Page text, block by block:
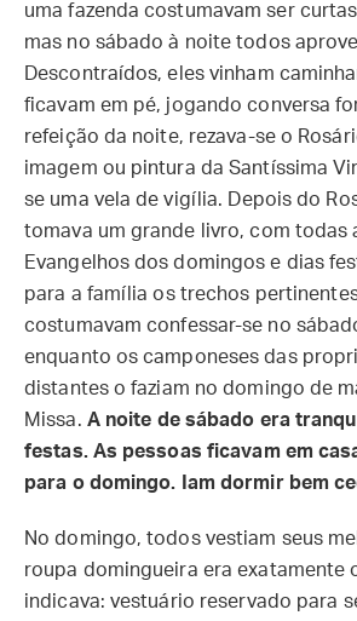
uma fazenda costumavam ser
mas no sábado à noite todos
Descontraídos, eles vinham
ficavam em pé, jogando conversa
refeição da noite, rezava-se o
imagem ou pintura da Santíssima
se uma vela de vigília. Depois do
tomava um grande livro, com todas
Evangelhos dos domingos e dias
para a família os trechos
costumavam confessar-se no
enquanto os camponeses das
distantes o faziam no domingo de
Missa. A noite de sábado era
festas. As pessoas ficavam em
para o domingo. Iam dormir bem
No domingo, todos vestiam seus
roupa domingueira era exatamente
indicava: vestuário reservado para